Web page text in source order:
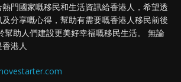
門國家嘅移民和生活資訊給香港人，希望透
分享嘅心得，幫助有需要嘅香港人移民前後
幫助人們建設更美好幸福嘅移民生活。 無論
港人